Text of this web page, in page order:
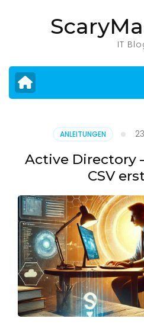
drücken)
IT
ANLEITUNGEN
Active Directory
CSV